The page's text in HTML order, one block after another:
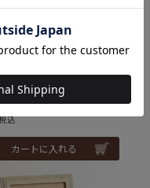
便3個まで可
込
カートに入れる